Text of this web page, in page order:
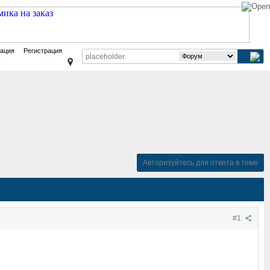
Регистрация
Авторизуйтесь для ответа в теме
#1